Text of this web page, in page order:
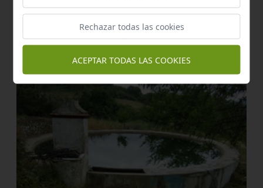
Las laderas
Cazalla de la Sierra
Rechazar todas las cookies
ACEPTAR TODAS LAS COOKIES